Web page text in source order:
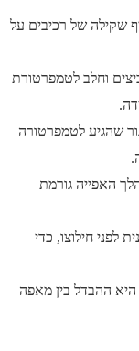
שקילה של רכיבים על
וחלב לטמפרטורת
שהגיע לטמפרטורה
האפייה גורמת
חילוצו, כדי
היא ההבדל בין מאפה